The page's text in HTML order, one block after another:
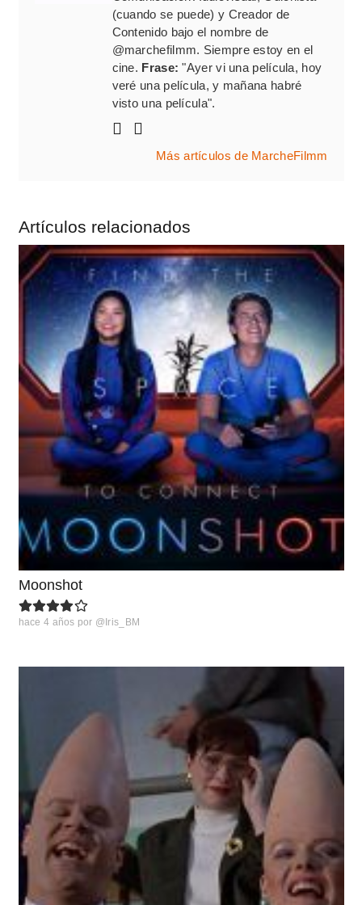
(cuando se puede) y Creador de
Contenido bajo el nombre de
@marchefilmm. Siempre estoy en el
cine. Frase: "Ayer vi una película, hoy
veré una película, y mañana habré
visto una película".
Más artículos de MarcheFilmm
Artículos relacionados
Moonshot
hace 4 años por @Iris_BM